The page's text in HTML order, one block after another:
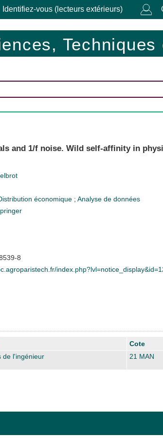
Identifiez-vous (lecteurs extérieurs)
Techniques
and 1/f noise. Wild self-affinity in
économique ; Analyse de données
8
Cote
de l'ingénieur 21 MAN